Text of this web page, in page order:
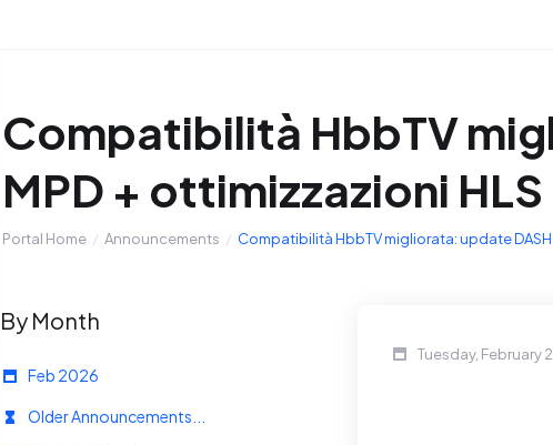
Compatibilità HbbTV
MPD + ottimizzazioni HLS
Portal Home Announcements Compatibilità HbbTV migliorata: update DASH
By Month
Feb 2026
Older Announcements...
Tuesday, February